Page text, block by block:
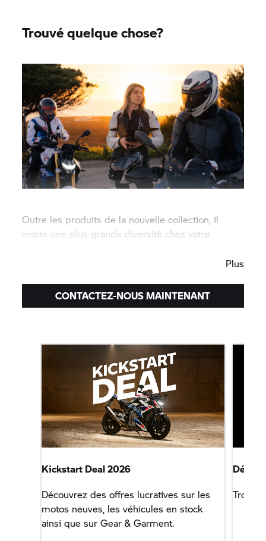
Trouvé quelque chose?
Outre les produits de la nouvelle collection, il
existe une plus grande diversité chez votre
Plus
CONTACTEZ-NOUS MAINTENANT
Kickstart Deal 2026
Découvrez des offres lucratives sur les
motos neuves, les véhicules en stock
ainsi que sur Gear & Garment.